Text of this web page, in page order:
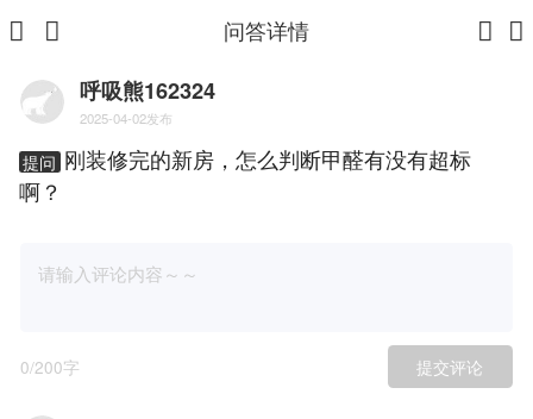
问答详情
呼吸熊162324
2025-04-02发布
提问 刚装修完的新房，怎么判断甲醛有没有超标
啊？
0/200字 提交评论